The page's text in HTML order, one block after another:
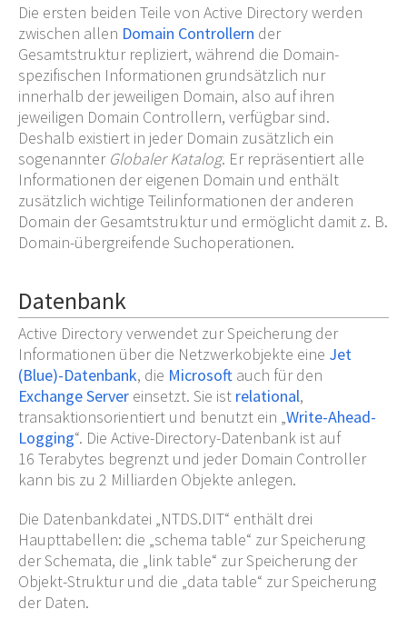
Die ersten beiden Teile von Active Directory werden
zwischen allen Domain Controllern der
Gesamtstruktur repliziert, während die Domain-
spezifischen Informationen grundsätzlich nur
innerhalb der jeweiligen Domain, also auf ihren
jeweiligen Domain Controllern, verfügbar sind.
Deshalb existiert in jeder Domain zusätzlich ein
sogenannter Globaler Katalog. Er repräsentiert alle
Informationen der eigenen Domain und enthält
zusätzlich wichtige Teilinformationen der anderen
Domain der Gesamtstruktur und ermöglicht damit z. B.
Domain-übergreifende Suchoperationen.
Datenbank
Active Directory verwendet zur Speicherung der
Informationen über die Netzwerkobjekte eine Jet
(Blue)-Datenbank, die Microsoft auch für den
Exchange Server einsetzt. Sie ist relational,
transaktionsorientiert und benutzt ein „Write-Ahead-
Logging“. Die Active-Directory-Datenbank ist auf
16 Terabytes begrenzt und jeder Domain Controller
kann bis zu 2 Milliarden Objekte anlegen.
Die Datenbankdatei „NTDS.DIT“ enthält drei
Haupttabellen: die „schema table“ zur Speicherung
der Schemata, die „link table“ zur Speicherung der
Objekt-Struktur und die „data table“ zur Speicherung
der Daten.